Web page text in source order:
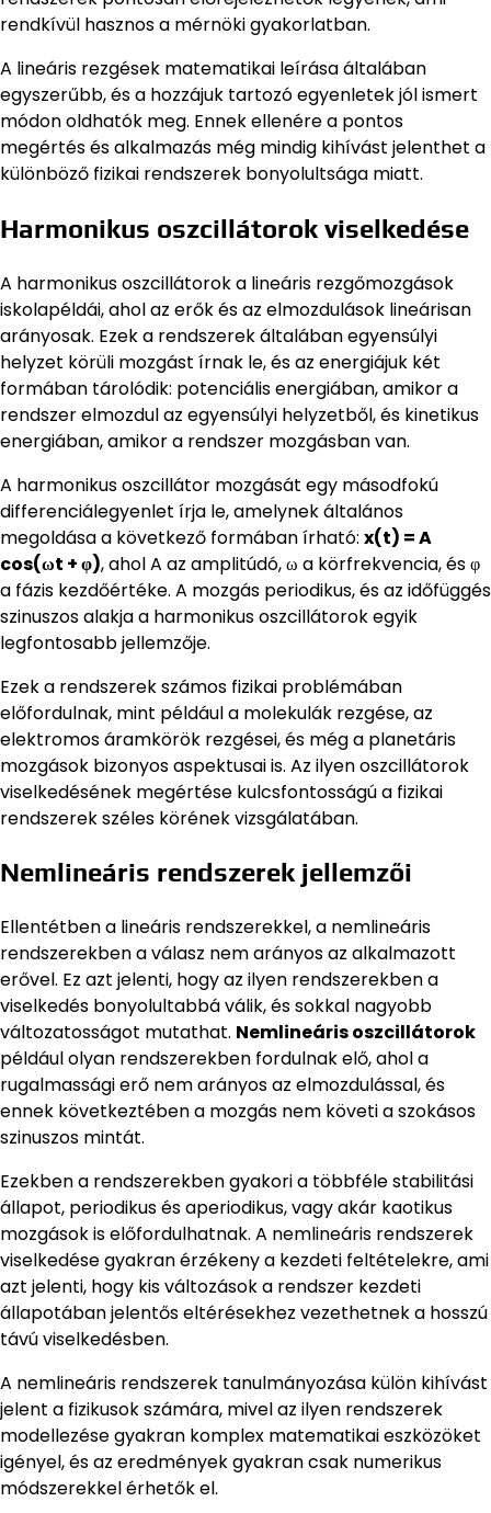
rendkívül hasznos a mérnöki gyakorlatban.
A lineáris rezgések matematikai leírása általában
egyszerűbb, és a hozzájuk tartozó egyenletek jól ismert
módon oldhatók meg. Ennek ellenére a pontos
megértés és alkalmazás még mindig kihívást jelenthet a
különböző fizikai rendszerek bonyolultsága miatt.
Harmonikus oszcillátorok viselkedése
A harmonikus oszcillátorok a lineáris rezgőmozgások
iskolapéldái, ahol az erők és az elmozdulások lineárisan
arányosak. Ezek a rendszerek általában egyensúlyi
helyzet körüli mozgást írnak le, és az energiájuk két
formában tárolódik: potenciális energiában, amikor a
rendszer elmozdul az egyensúlyi helyzetből, és kinetikus
energiában, amikor a rendszer mozgásban van.
A harmonikus oszcillátor mozgását egy másodfokú
differenciálegyenlet írja le, amelynek általános
megoldása a következő formában írható: x(t) = A
cos(ωt + φ), ahol A az amplitúdó, ω a körfrekvencia, és φ
a fázis kezdőértéke. A mozgás periodikus, és az időfüggés
szinuszos alakja a harmonikus oszcillátorok egyik
legfontosabb jellemzője.
Ezek a rendszerek számos fizikai problémában
előfordulnak, mint például a molekulák rezgése, az
elektromos áramkörök rezgései, és még a planetáris
mozgások bizonyos aspektusai is. Az ilyen oszcillátorok
viselkedésének megértése kulcsfontosságú a fizikai
rendszerek széles körének vizsgálatában.
Nemlineáris rendszerek jellemzői
Ellentétben a lineáris rendszerekkel, a nemlineáris
rendszerekben a válasz nem arányos az alkalmazott
erővel. Ez azt jelenti, hogy az ilyen rendszerekben a
viselkedés bonyolultabbá válik, és sokkal nagyobb
változatosságot mutathat. Nemlineáris oszcillátorok
például olyan rendszerekben fordulnak elő, ahol a
rugalmassági erő nem arányos az elmozdulással, és
ennek következtében a mozgás nem követi a szokásos
szinuszos mintát.
Ezekben a rendszerekben gyakori a többféle stabilitási
állapot, periodikus és aperiodikus, vagy akár kaotikus
mozgások is előfordulhatnak. A nemlineáris rendszerek
viselkedése gyakran érzékeny a kezdeti feltételekre, ami
azt jelenti, hogy kis változások a rendszer kezdeti
állapotában jelentős eltérésekhez vezethetnek a hosszú
távú viselkedésben.
A nemlineáris rendszerek tanulmányozása külön kihívást
jelent a fizikusok számára, mivel az ilyen rendszerek
modellezése gyakran komplex matematikai eszközöket
igényel, és az eredmények gyakran csak numerikus
módszerekkel érhetők el.